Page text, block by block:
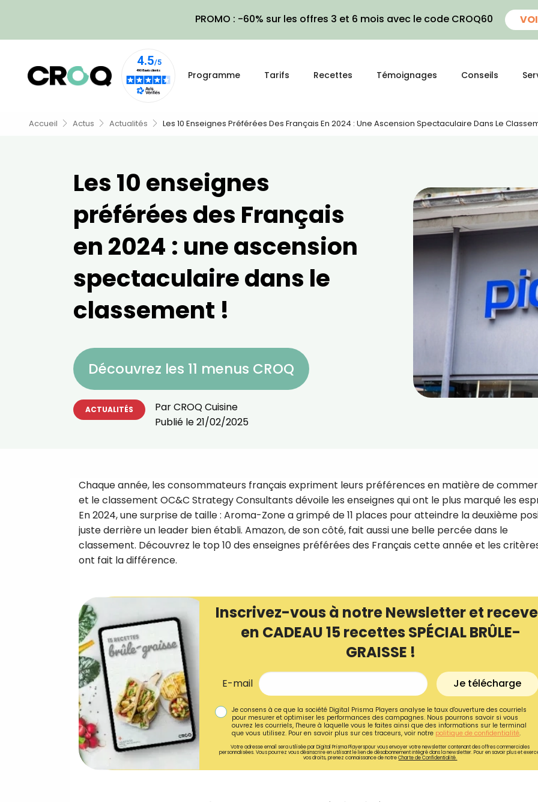
PROMO : -60% sur les offres 3 et 6 mois avec le code CROQ60
Programme Tarifs Recettes Témoignages Conseils
Accueil Actus Actualités Les 10 Enseignes Préférées Des Français En 2024 : Une Ascension Spectaculaire Dans Le
Les 10 enseignes
préférées des Français
en 2024 : une ascension
spectaculaire dans le
classement !
Découvrez les 11 menus CROQ
ACTUALITÉS ParCROQ Cuisine
Publié le21/02/2025
Chaque année, les consommateurs français expriment leurs préférences en matière de
et le classement OC&C Strategy Consultants dévoile les enseignes qui ont le plus marqué les
En 2024, une surprise de taille : Aroma-Zone a grimpé de 11 places pour atteindre la deuxième
juste derrière un leader bien établi. Amazon, de son côté, fait aussi une belle percée dans le
classement. Découvrez le top 10 des enseignes préférées des Français cette année et les
ont fait la différence.
Inscrivez-vous à notre Newsletter et
en CADEAU 15 recettes SPÉCIAL BRÛLE-
GRAISSE !
E-mail Je télécharge
Je consens à ce que la société Digital Prisma Players analyse le taux d'ouverture des courriels
pour mesurer et optimiser les performances des campagnes. Nous pourrons savoir si vous
ouvrez les courriels, l'heure à laquelle vous le faites ainsi que des informations sur le terminal
que vous utilisez. Pour en savoir plus sur ces traceurs, voir notre politique de confidentialité.
Votre adresse email sera utilisée par Digital Prisma Playerspour vous envoyer votre newsletter contenant des offres commerciales
personnalisées. Vous pourrez vous désinscrire en utilisant le lien de désabonnement intégré dans la newsletter. Pour en savoir plus et
vos droits, prenez connaissance de notreCharte de Confidentialité.